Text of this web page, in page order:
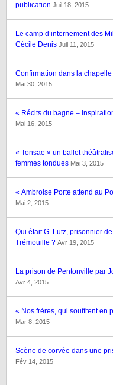
publication Juil 18, 2015
Le camp d’internement des
Cécile Denis Juil 11, 2015
Confirmation dans la
Mai 30, 2015
« Récits du bagne –
Mai 16, 2015
« Tonsae » un ballet
femmes tondues Mai 3, 2015
« Ambroise Porte attend au
Mai 2, 2015
Qui était G. Lutz, prisonnier
Trémouille ? Avr 19, 2015
La prison de Pentonville par
Avr 4, 2015
« Nos frères, qui souffrent en
Mar 8, 2015
Scène de corvée dans une
Fév 14, 2015